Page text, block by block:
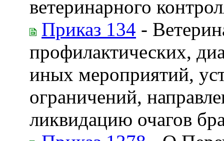
ветеринарного
Приказ 134 -
профилактических,
иных мероприятий,
ограничений,
ликвидацию очагов